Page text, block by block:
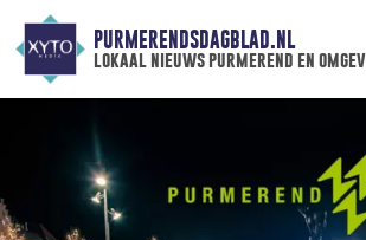
PURMERENDSDAGBLAD.NL
lokaal nieuws purmerend en